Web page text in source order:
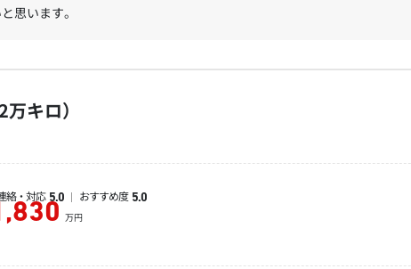
思います。
キロ）
絡・対応 5.0 おすすめ度 5.0
万円